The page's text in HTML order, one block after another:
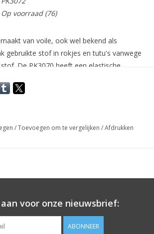
Op voorraad(76)
van voile, ook wel bekend als
gebruikte stof in rokjes en tutu's vanwege
De PK3070 heeft een elastische
in roze en zwart.
/Toevoegen om te vergelijken /Afdrukken
voor onze nieuwsbrief:
ABONNEER